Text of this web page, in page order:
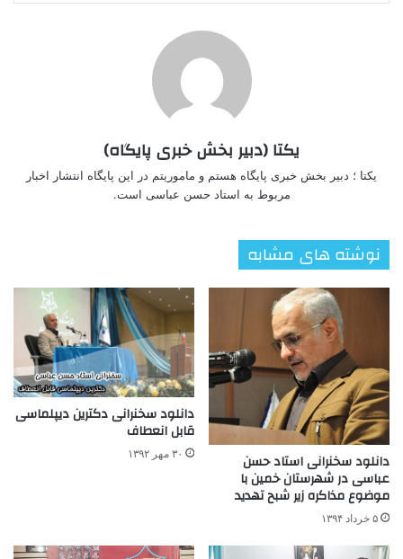
یکتا (دبیر بخش خبری پایگاه)
یکتا ؛ دبیر بخش خبری پایگاه هستم و ماموریتم در این پایگاه انتشار اخبار
مربوط به استاد حسن عباسی است.
نوشته های مشابه
دانلود سخنرانی استاد حسن
عباسی در شهرستان خمین با
موضوع مذاکره زیر شبح تهدید
۵ خرداد ۱۳۹۴
دانلود سخنرانی دکترین دیپلماسی
قابل انعطاف
۳۰ مهر ۱۳۹۲